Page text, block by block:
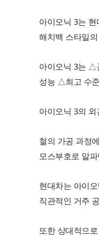
아이오닉 3는
해치백 스타일
아이오닉 3는 △
성능 △최고 수
아이오닉 3의
철의 가공 과정
모스부호로 알
현대차는 아이
직관적인 거주
또한 상대적으